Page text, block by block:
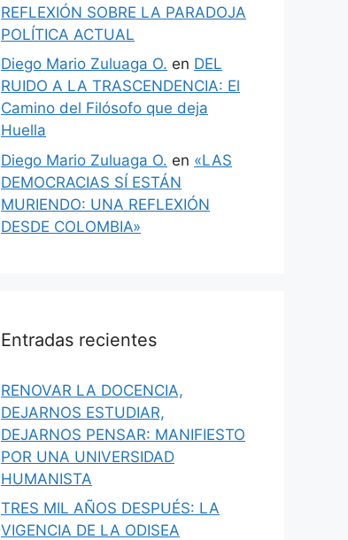
REFLEXIÓN SOBRE LA PARADOJA
POLÍTICA ACTUAL
Diego Mario Zuluaga O. en DEL
RUIDO A LA TRASCENDENCIA: El
Camino del Filósofo que deja
Huella
Diego Mario Zuluaga O. en «LAS
DEMOCRACIAS SÍ ESTÁN
MURIENDO: UNA REFLEXIÓN
DESDE COLOMBIA»
Entradas recientes
RENOVAR LA DOCENCIA,
DEJARNOS ESTUDIAR,
DEJARNOS PENSAR: MANIFIESTO
POR UNA UNIVERSIDAD
HUMANISTA
TRES MIL AÑOS DESPUÉS: LA
VIGENCIA DE LA ODISEA